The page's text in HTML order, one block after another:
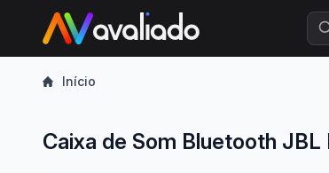
Início
Caixa de Som Bluetooth